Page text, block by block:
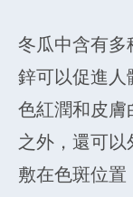
冬瓜中含有多
鋅可以促進人
色紅潤和皮膚
之外，還可以
敷在色斑位置